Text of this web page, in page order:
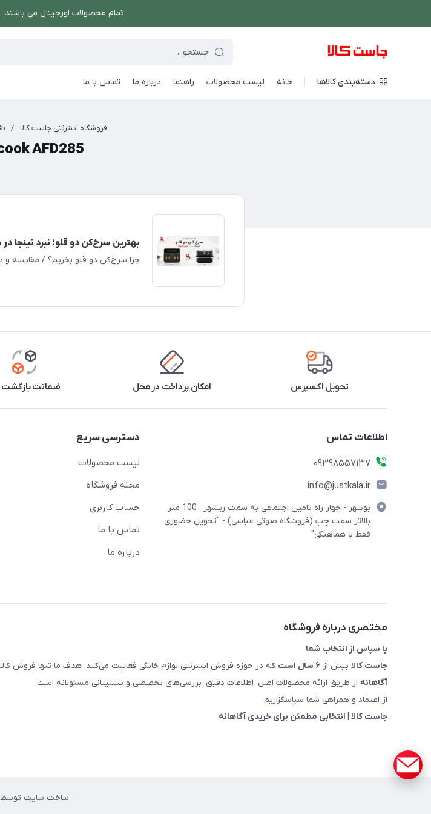
تمام محصولات اورجینال می باشند،
دسته‌بندی کالاها خانه لیست محصولات راهنما درباره ما تماس با ما
فروشگاه اینترنتی جاست کالا /
AFD285
بهترین سرخ‌کن دو قلو؛ نبرد نینجا در
چرا سرخ‌کن دو قلو بخریم؟ / مقایسه
تحویل اکسپرس امکان پرداخت در محل ضمانت بازگشت
اطلاعات تماس
09398557137
info@justkala.ir
بوشهر - چهار راه تامین اجتماعی به سمت ریشهر ، 100 متر
بالاتر سمت چپ (فروشگاه صوتی عباسی) - "تحویل حضوری
فقط با هماهنگی"
دسترسی سریع
لیست محصولات
مجله فروشگاه
حساب کاربری
تماس با ما
درباره ما
مختصری درباره فروشگاه
با سپاس از انتخاب شما
جاست کالا بیش از ۶ سال است که در حوزه فروش اینترنتی لوازم خانگی فعالیت می‌کند. هدف ما تنها فروش
آگاهانه از طریق ارائه محصولات اصل، اطلاعات دقیق، بررسی‌های تخصصی و پشتیبانی مسئولانه است.
از اعتماد و همراهی شما سپاسگزاریم.
جاست کالا | انتخابی مطمئن برای خریدی آگاهانه
ساخت سایت توسط